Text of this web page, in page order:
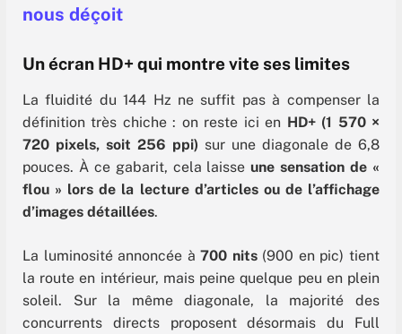
nous déçoit
Un écran HD+ qui montre vite ses limites
La fluidité du 144 Hz ne suffit pas à compenser la
définition très chiche : on reste ici en HD+ (1 570 ×
720 pixels, soit 256 ppi) sur une diagonale de 6,8
pouces. À ce gabarit, cela laisse une sensation de «
flou » lors de la lecture d’articles ou de l’affichage
d’images détaillées.
La luminosité annoncée à700 nits(900 en pic) tient
la route en intérieur, mais peine quelque peu en plein
soleil. Sur la même diagonale, la majorité des
concurrents directs proposent désormais du Full